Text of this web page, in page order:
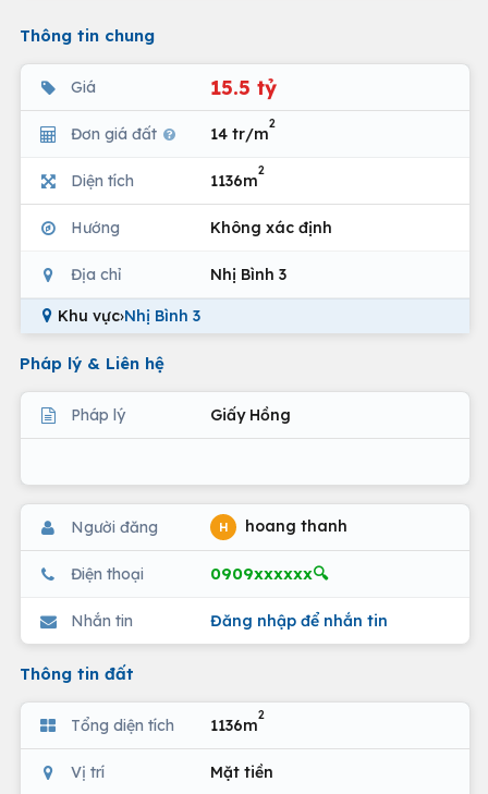
Thông tin chung
Giá 15.5 tỷ
Đơn giá đất 14 tr/m
2
Diện tích 1136m
2
Hướng Không xác định
Địa chỉ Nhị Bình 3
Khu vực›Nhị Bình 3
Pháp lý & Liên hệ
Pháp lý Giấy Hồng
Người đăng H hoang thanh
Điện thoại 0909xxxxxx🔍
Nhắn tin Đăng nhập để nhắn tin
Thông tin đất
Tổng diện tích 1136m
2
Vị trí Mặt tiền